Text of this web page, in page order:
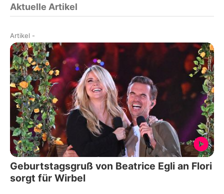
Aktuelle Artikel
Artikel -
Geburtstagsgruß von Beatrice Egli an Flori
sorgt für Wirbel